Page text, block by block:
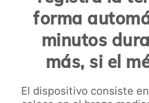
forma
minutos
más, si el
El dispositivo consiste